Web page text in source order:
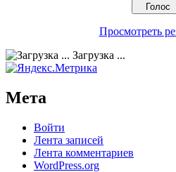
Просмотреть
Загрузка ...
Мета
Войти
Лента записей
Лента комментариев
WordPress.org